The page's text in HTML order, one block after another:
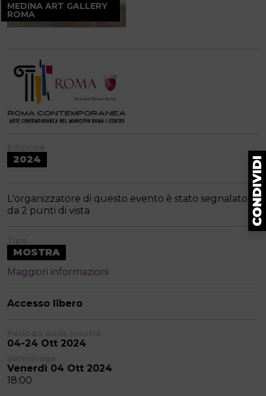
MEDINA ART GALLERY
ROMA
2024
L'organizzatore di questo evento è stato segnalato
da 2 punti di vista
MOSTRA
Maggiori informazioni
Accesso libero
04-24 Ott 2024
Venerdì 04 Ott 2024
18:00